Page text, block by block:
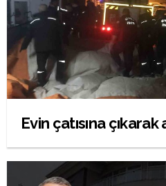
Evin çatısına